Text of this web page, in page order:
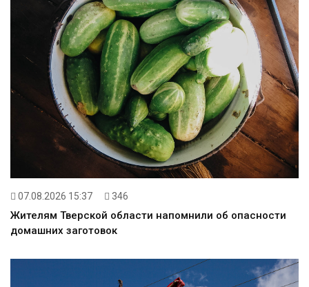
07.08.2026 15:37 346
Жителям Тверской области напомнили об опасности
домашних заготовок